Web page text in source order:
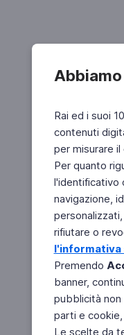
Rai ed i suoi
contenuti
per misurare
Per quanto
l'identificativo
navigazione,
rifiutare o
l'informativa
Premendo
banner,
pubblicità non
parti e
Le scelte da